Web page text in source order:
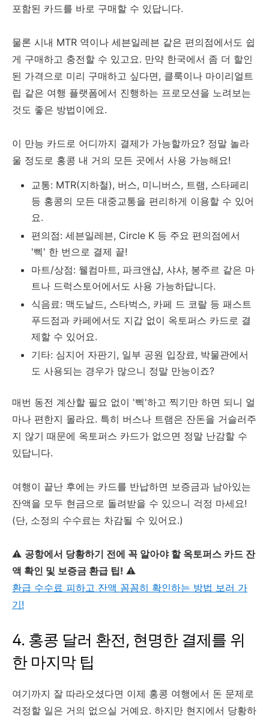
포함된 카드를 바로 구매할 수 있답니다.
물론 시내 MTR 역이나 세븐일레븐 같은 편의점에서도 쉽
게 구매하고 충전할 수 있고요. 만약 한국에서 좀 더 할인
된 가격으로 미리 구매하고 싶다면, 클룩이나 마이리얼트
립 같은 여행 플랫폼에서 진행하는 프로모션을 노려보는
것도 좋은 방법이에요.
이 만능 카드로 어디까지 결제가 가능할까요? 정말 놀라
울 정도로 홍콩 내 거의 모든 곳에서 사용 가능해요!
교통: MTR(지하철), 버스, 미니버스, 트램, 스타페리
등 홍콩의 모든 대중교통을 편리하게 이용할 수 있어
요.
편의점: 세븐일레븐, Circle K 등 주요 편의점에서
'삑' 한 번으로 결제 끝!
마트/상점: 웰컴마트, 파크앤샵, 샤샤, 봉주르 같은 마
트나 드럭스토어에서도 사용 가능하답니다.
식음료: 맥도날드, 스타벅스, 카페 드 코랄 등 패스트
푸드점과 카페에서도 지갑 없이 옥토퍼스 카드로 결
제할 수 있어요.
기타: 심지어 자판기, 일부 공원 입장료, 박물관에서
도 사용되는 경우가 많으니 정말 만능이죠?
매번 동전 계산할 필요 없이 '삑'하고 찍기만 하면 되니 얼
마나 편한지 몰라요. 특히 버스나 트램은 잔돈을 거슬러주
지 않기 때문에 옥토퍼스 카드가 없으면 정말 난감할 수
있답니다.
여행이 끝난 후에는 카드를 반납하면 보증금과 남아있는
잔액을 모두 현금으로 돌려받을 수 있으니 걱정 마세요!
(단, 소정의 수수료는 차감될 수 있어요.)
⚠️ 공항에서 당황하기 전에 꼭 알아야 할 옥토퍼스 카드 잔
액 확인 및 보증금 환급 팁! ⚠️
환급 수수료 피하고 잔액 꼼꼼히 확인하는 방법 보러 가
기!
4. 홍콩 달러 환전, 현명한 결제를 위
한 마지막 팁
여기까지 잘 따라오셨다면 이제 홍콩 여행에서 돈 문제로
걱정할 일은 거의 없으실 거예요. 하지만 현지에서 당황하